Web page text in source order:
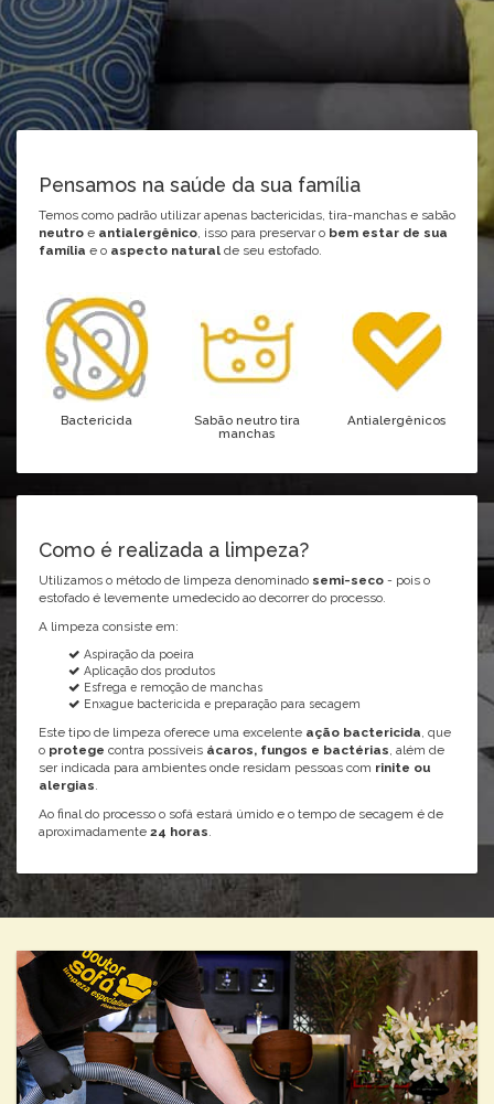
Pensamos na saúde da sua família
Temos como padrão utilizar apenas bactericidas, tira-manchas e sabão
neutro e antialergênico, isso para preservar o bem estar de sua
família e o aspecto natural de seu estofado.
Bactericida
Sabão neutro tira
manchas
Antialergênicos
Como é realizada a limpeza?
Utilizamos o método de limpeza denominado semi-seco - pois o
estofado é levemente umedecido ao decorrer do processo.
A limpeza consiste em:
Aspiração da poeira
Aplicação dos produtos
Esfrega e remoção de manchas
Enxague bactericida e preparação para secagem
Este tipo de limpeza oferece uma excelente ação bactericida, que
o protege contra possíveis ácaros, fungos e bactérias, além de
ser indicada para ambientes onde residam pessoas com rinite ou
alergias.
Ao final do processo o sofá estará úmido e o tempo de secagem é de
aproximadamente 24 horas.